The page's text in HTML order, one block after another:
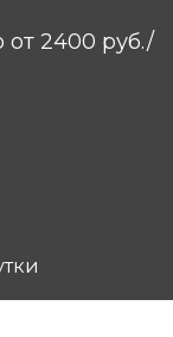
2400 руб./